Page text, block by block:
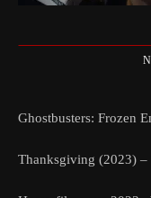
Ghostbusters: Frozen
Thanksgiving (2023) –